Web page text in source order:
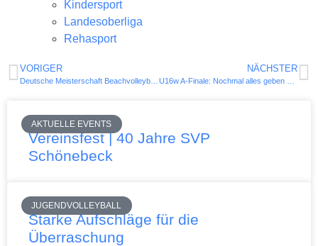
Kindersport
Landesoberliga
Rehasport
VORIGER NÄCHSTER
AKTUELLE EVENTS
Vereinsfest | 40 Jahre SVP
Schönebeck
JUGENDVOLLEYBALL
Starke Aufschläge für die
Überraschung